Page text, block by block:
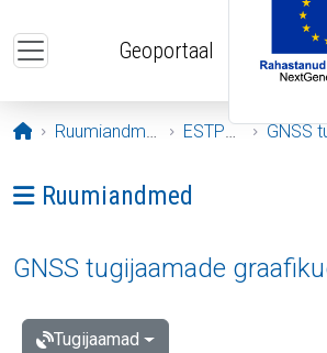
Geoportaal
Avaleht
Ruumiandmed ESTPOS GNSS
Ava menüü: Ruumiandmed
Ruumiandmed
GNSS tugijaamade
Tugijaamad